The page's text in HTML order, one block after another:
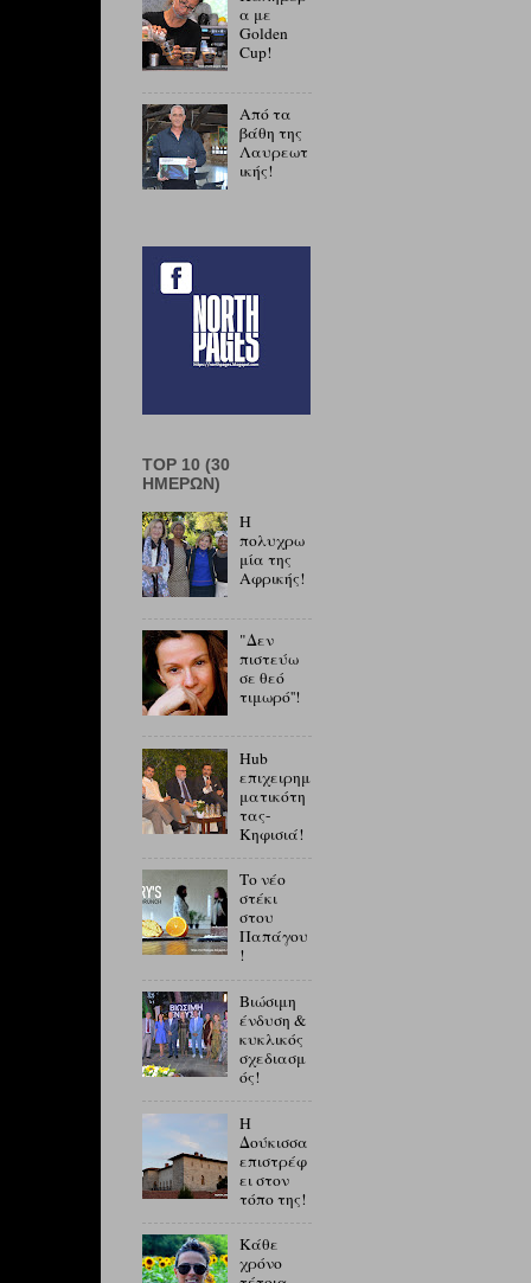
α με
Golden
Cup!
Από τα
βάθη της
Λαυρεωτ
ικής!
TOP 10 (30
ΗΜΕΡΏΝ)
Η
πολυχρω
μία της
Αφρικής!
"Δεν
πιστεύω
σε θεό
τιμωρό''!
Hub
επιχειρημ
ματικότη
τας-
Κηφισιά!
Το νέο
στέκι
στου
Παπάγου
!
Βιώσιμη
ένδυση &
κυκλικός
σχεδιασμ
ός!
Η
Δούκισσα
επιστρέφ
ει στον
τόπο της!
Κάθε
χρόνο